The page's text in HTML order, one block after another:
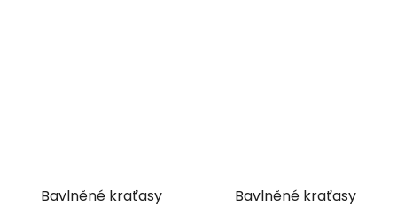
Bavlněné kraťasy
Bavlněné kraťasy